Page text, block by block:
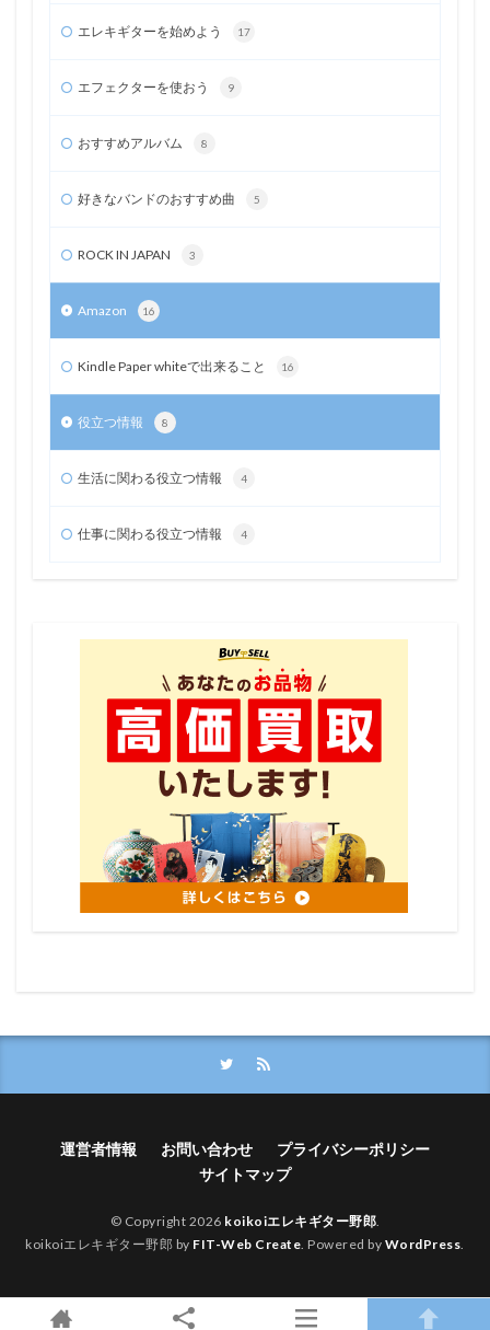
エレキギターを始めよう 17
エフェクターを使おう 9
おすすめアルバム 8
好きなバンドのおすすめ曲 5
ROCK IN JAPAN 3
Amazon 16
Kindle Paper whiteで出来ること 16
役立つ情報 8
生活に関わる役立つ情報 4
仕事に関わる役立つ情報 4
運営者情報 お問い合わせ
プライバシーポリシー
サイトマップ
© Copyright 2026 koikoiエレキギター野郎.
koikoiエレキギター野郎 by FIT-Web Create. Powered by WordPress.